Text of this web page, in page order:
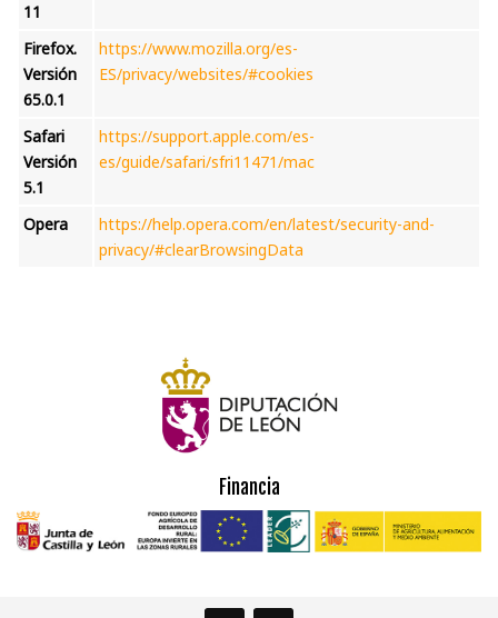
11
Firefox.
Versión
65.0.1
https://www.mozilla.org/es-
ES/privacy/websites/#cookies
Safari
Versión
5.1
https://support.apple.com/es-
es/guide/safari/sfri11471/mac
Opera
https://help.opera.com/en/latest/security-and-
privacy/#clearBrowsingData
Financia